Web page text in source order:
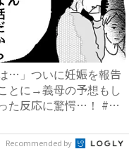
…」ついに妊娠を報告
とに→義母の予想もし
た反応に驚愕…！ #
Recommended by